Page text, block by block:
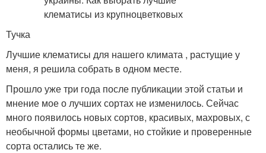
Тучка
Лучшие клематисы для нашего климата , растущие у
меня, я решила собрать в одном месте.
Прошло уже три года после публикации этой статьи и
мнение мое о лучших сортах не изменилось. Сейчас
много появилось новых сортов, красивых, махровых, с
необычной формы цветами, но стойкие и проверенные
сорта остались те же.